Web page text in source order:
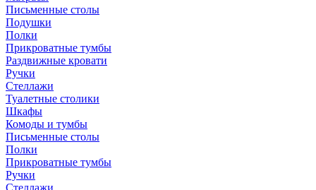
Письменные столы
Подушки
Полки
Прикроватные тумбы
Раздвижные кровати
Ручки
Стеллажи
Туалетные столики
Шкафы
Комоды и тумбы
Письменные столы
Полки
Прикроватные тумбы
Ручки
Стеллажи